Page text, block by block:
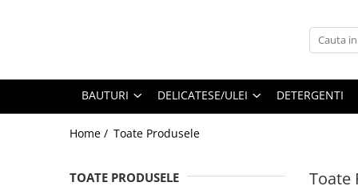
PARFUMURI
BAUTURI DELICATESE/ULEI DETERGENTI
Home / Toate Produsele
Toate
TOATE PRODUSELE